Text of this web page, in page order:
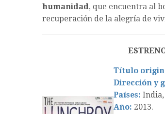
humanidad, que encuentra al
recuperación de la alegría de
Título
Dirección y
Países: India,
Año: 2013.